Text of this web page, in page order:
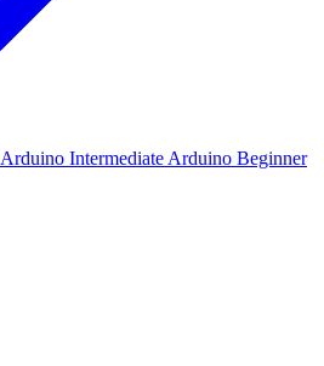
Arduino Intermediate Arduino Beginner